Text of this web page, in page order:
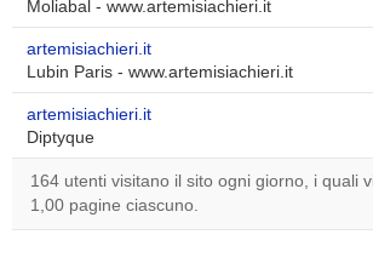
Moliabal - www.artemisiachieri.it
artemisiachieri.it
Lubin Paris - www.artemisiachieri.it
artemisiachieri.it
Diptyque
164 utenti visitano il sito ogni giorno, i quali
1,00 pagine ciascuno.